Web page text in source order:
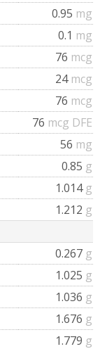
0.95 mg
0.1 mg
76 mcg
24 mcg
76 mcg
76 mcg DFE
56 mg
0.85 g
1.014 g
1.212 g
0.267 g
1.025 g
1.036 g
1.676 g
1.779 g